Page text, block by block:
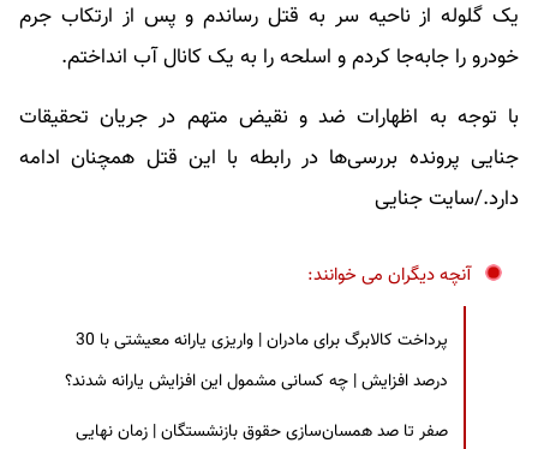
یک گلوله از ناحیه سر به قتل رساندم و پس از ارتکاب جرم
خودرو را جا‌به‌جا کردم و اسلحه را به یک کانال آب انداختم.
با توجه به اظهارات ضد و نقیض متهم در جریان تحقیقات
جنایی پرونده بررسی‌ها در رابطه با این قتل همچنان ادامه
دارد./سایت جنایی
آنچه دیگران می خوانند:
پرداخت کالابرگ برای مادران | واریزی یارانه معیشتی با 30
درصد افزایش | چه کسانی مشمول این افزایش یارانه شدند؟
صفر تا صد همسان‌سازی حقوق بازنشستگان | زمان نهایی